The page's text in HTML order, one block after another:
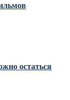
остаться